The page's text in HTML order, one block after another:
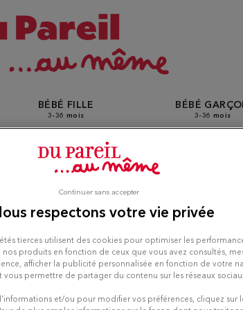
BÉBÉ FILLE
3-36 mois
BÉBÉ
3-36 mois
Au Même à
respectons votre vie privée
tierces utilisent des cookies pour optimiser les
nos produits en fonction de ceux que vous avez consultés,
afficher la publicité personnalisée en fonction de votre
vous permettre de partager du contenu sur les réseaux
et/ou pour modifier vos préférences, cliquez sur
Continuer sans accepter